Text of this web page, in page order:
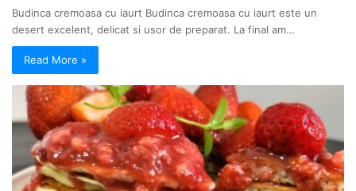
Budinca cremoasa cu iaurt Budinca cremoasa cu iaurt este un
desert excelent, delicat si usor de preparat. La final am…
Read More »